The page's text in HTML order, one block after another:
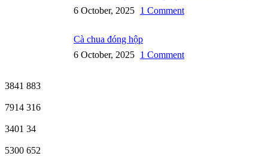
6 October, 2025 1 Comment
Cà chua đóng hộp
6 October, 2025 1 Comment
3841 883
7914 316
3401 34
5300 652